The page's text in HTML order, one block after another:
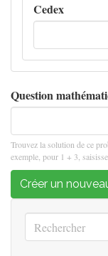
Cedex
Question
Trouvez la solution de ce
exemple, pour 1 + 3,
Créer un
Rechercher